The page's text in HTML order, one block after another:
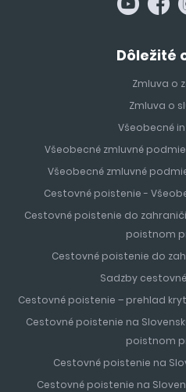
Dôležité
Zmluva o
Zmluva o
Všeobecné
Všeobecné zmluvné
Všeobecné zmluvné
Cestovné poistenie -
Cestovné poistenie do
poistnom
Cestovné poistenie do
Sadzby
Cestovné poistenie – prehlad
Cestovné poistenie na
poistnom
Cestovné poistenie na
Cestovné poistenie na